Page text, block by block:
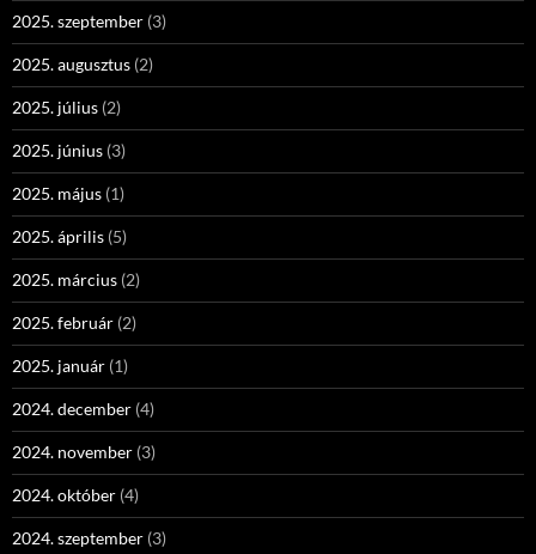
2025. szeptember (3)
2025. augusztus (2)
2025. július (2)
2025. június (3)
2025. május (1)
2025. április (5)
2025. március (2)
2025. február (2)
2025. január (1)
2024. december (4)
2024. november (3)
2024. október (4)
2024. szeptember (3)